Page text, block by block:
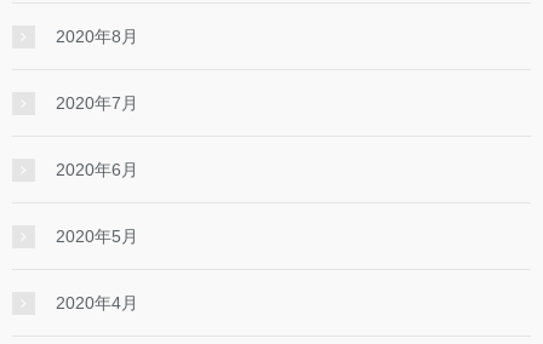
2020年8月
2020年7月
2020年6月
2020年5月
2020年4月